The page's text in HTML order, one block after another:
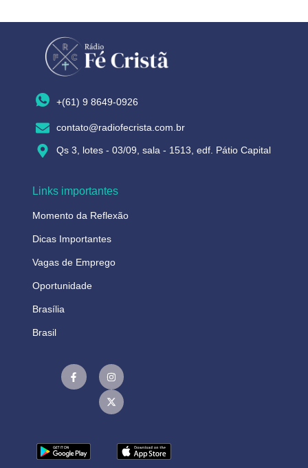
+(61) 9 8649-0926
contato@radiofecrista.com.br
Qs 3, lotes - 03/09, sala - 1513, edf. Pátio Capital
Links importantes
Momento da Reflexão
Dicas Importantes
Vagas de Emprego
Oportunidade
Brasília
Brasil